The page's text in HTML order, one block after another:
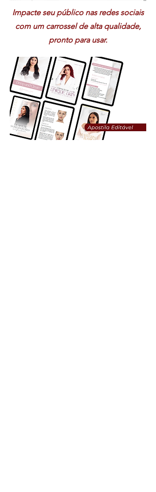
Impacte seu público nas redes sociais
com um carrossel de alta qualidade,
pronto para usar.